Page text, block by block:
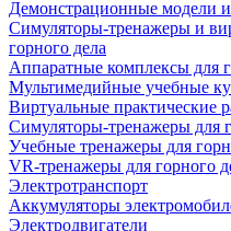
Демонстрационные модели
Симуляторы-тренажеры и
горного дела
Аппаратные комплексы для
Мультимедийные учебные
Виртуальные практические
Симуляторы-тренажеры для
Учебные тренажеры для
VR-тренажеры для горного
Электротранспорт
Аккумуляторы
Электродвигатели